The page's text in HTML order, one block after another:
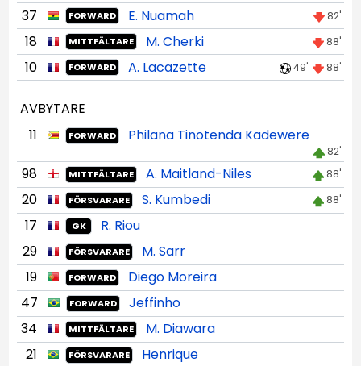
37 FORWARD E. Nuamah 82'
18 MITTFÄLTARE M. Cherki 88'
10 FORWARD A. Lacazette 49' 88'
AVBYTARE
11
FORWARD Philana Tinotenda Kadewere
82'
98 MITTFÄLTARE A. Maitland-Niles 88'
20 FÖRSVARARE S. Kumbedi 88'
17 GK
R. Riou
29
FÖRSVARARE
M. Sarr
19
FORWARD
Diego Moreira
47
FORWARD
Jeffinho
34
MITTFÄLTARE
M. Diawara
21
FÖRSVARARE Henrique